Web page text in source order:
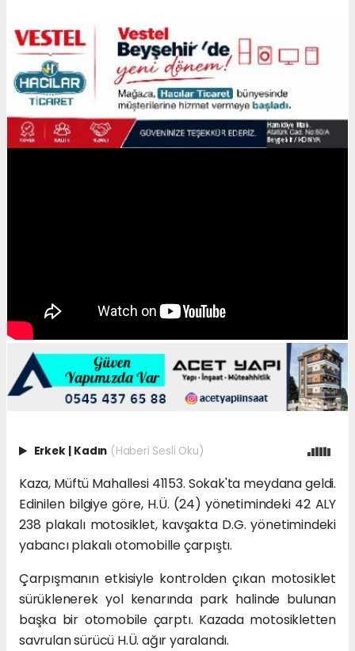
Erkek | Kadın (Haberi Sesli Oku)
Kaza, Müftü Mahallesi 41153. Sokak'ta meydana geldi.
Edinilen bilgiye göre, H.Ü. (24) yönetimindeki 42 ALY
238 plakalı motosiklet, kavşakta D.G. yönetimindeki
yabancı plakalı otomobille çarpıştı.
Çarpışmanın etkisiyle kontrolden çıkan motosiklet
sürüklenerek yol kenarında park halinde bulunan
başka bir otomobile çarptı. Kazada motosikletten
savrulan sürücü H.Ü. ağır yaralandı.